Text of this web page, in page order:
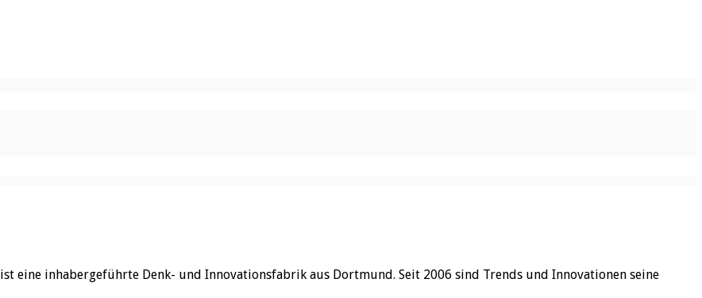
ist eine inhabergeführte Denk- und Innovationsfabrik aus Dortmund. Seit 2006 sind Trends und Innovationen seine